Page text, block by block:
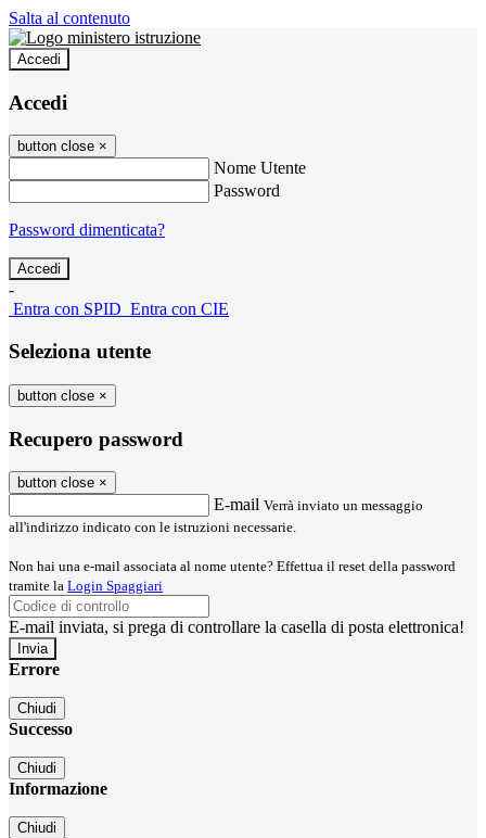
Salta al contenuto
Accedi
Accedi
button close ×
Nome Utente
Password
Password dimenticata?
-
Entra con SPID Entra con CIE
Seleziona utente
button close ×
Recupero password
button close ×
E-mail Verrà inviato un messaggio
all'indirizzo indicato con le istruzioni necessarie.
Non hai una e-mail associata al nome utente? Effettua il reset della password
tramite la Login Spaggiari
E-mail inviata, si prega di controllare la casella di posta elettronica!
Errore
Chiudi
Successo
Chiudi
Informazione
Chiudi